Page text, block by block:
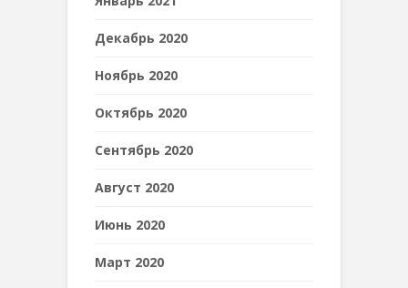
Декабрь 2020
Ноябрь 2020
Октябрь 2020
Сентябрь 2020
Август 2020
Июнь 2020
Март 2020